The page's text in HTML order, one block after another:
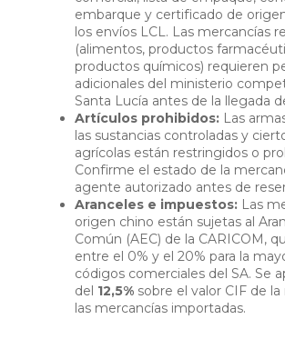
embarque y certificado de
los envíos LCL. Las mercancías
(alimentos, productos
productos químicos) requieren
adicionales del ministerio
Santa Lucía antes de la llegada
Artículos prohibidos: Las
las sustancias controladas y
agrícolas están restringidos o
Confirme el estado de la
agente autorizado antes de
Aranceles e impuestos: Las
origen chino están sujetas al
Común (AEC) de la CARICOM,
entre el 0% y el 20% para la
códigos comerciales del SA. Se
del 12,5% sobre el valor CIF de
las mercancías importadas.